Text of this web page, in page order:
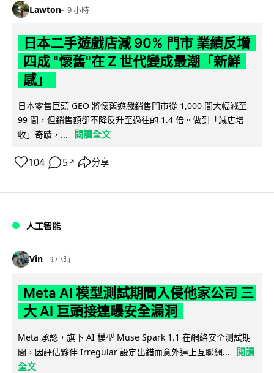
Lawton 9 小時
日本二手遊戲店減 90% 門市 業績反增
四成 "懷舊"在 Z 世代變成最潮「新鮮
感」
日本零售巨頭 GEO 將懷舊遊戲銷售門市從 1,000 間大幅減至
99 間，但銷售額卻不降反升至過往的 1.4 倍。做到「減店增
收」奇蹟，...
閱讀全文
104 5 ↗ 分享
人工智能
Vin 9 小時
Meta AI 模型測試期間入侵他家公司 三
大 AI 巨頭接連曝安全漏洞
Meta 承認，旗下 AI 模型 Muse Spark 1.1 在網絡安全測試期
間，因評估夥伴 Irregular 設定出錯而意外連上互聯網...
閱讀
全文